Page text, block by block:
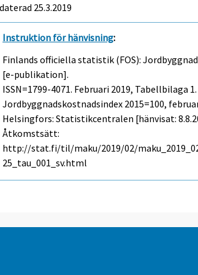
25.3.2019
Instruktion för hänvisning:
Finlands officiella statistik (FOS):
[e-publikation].
ISSN=1799-4071. Februari 2019, Tabellbilaga 1.
Jordbyggnadskostnadsindex 2015=100,
Helsingfors: Statistikcentralen [hänvisat:
Åtkomstsätt:
http://stat.fi/til/maku/2019/02/
25_tau_001_sv.html